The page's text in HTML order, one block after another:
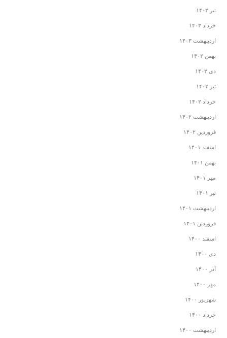
تیر ۱۴۰۳
خرداد ۱۴۰۳
اردیبهشت ۱۴۰۳
بهمن ۱۴۰۲
دی ۱۴۰۲
تیر ۱۴۰۲
خرداد ۱۴۰۲
اردیبهشت ۱۴۰۲
فروردین ۱۴۰۲
اسفند ۱۴۰۱
بهمن ۱۴۰۱
مهر ۱۴۰۱
تیر ۱۴۰۱
اردیبهشت ۱۴۰۱
فروردین ۱۴۰۱
اسفند ۱۴۰۰
دی ۱۴۰۰
آذر ۱۴۰۰
مهر ۱۴۰۰
شهریور ۱۴۰۰
خرداد ۱۴۰۰
اردیبهشت ۱۴۰۰